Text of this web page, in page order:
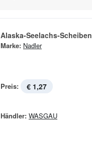
Alaska-Seelachs-Scheiben
Marke: Nadler
Preis: € 1,27
Händler: WASGAU